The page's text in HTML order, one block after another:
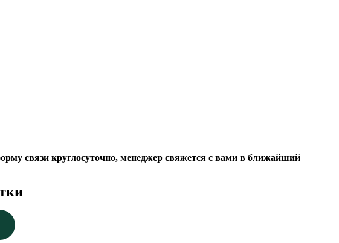
связи круглосуточно, менеджер свяжется с вами в ближайший